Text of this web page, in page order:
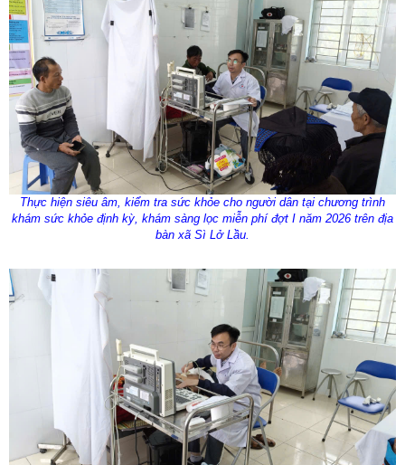
Thực hiện siêu âm, kiểm tra sức khỏe cho người dân tại chương trình
khám sức khỏe định kỳ, khám sàng lọc miễn phí đợt I năm 2026 trên địa
bàn xã Sì Lở Lầu.